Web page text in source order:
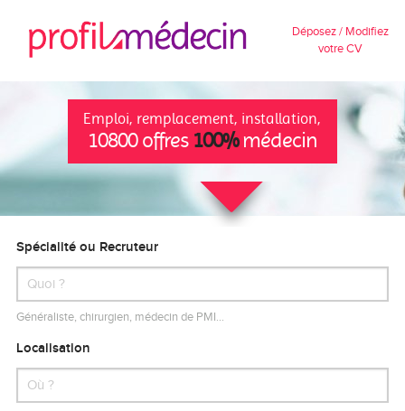
Déposez / Modifiez
votre CV
Emploi, remplacement, installation,
10800 offres 100%médecin
Spécialité ou Recruteur
Généraliste, chirurgien, médecin de PMI…
Localisation